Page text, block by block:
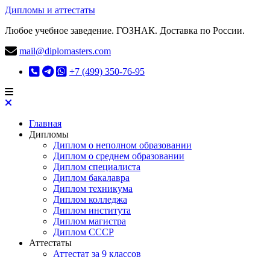
Дипломы и аттестаты
Любое учебное заведение. ГОЗНАК. Доставка по России.
mail@diplomasters.com
+7 (499) 350-76-95
Главная
Дипломы
Диплом о неполном образовании
Диплом о среднем образовании
Диплом специалиста
Диплом бакалавра
Диплом техникума
Диплом колледжа
Диплом института
Диплом магистра
Диплом СССР
Аттестаты
Аттестат за 9 классов